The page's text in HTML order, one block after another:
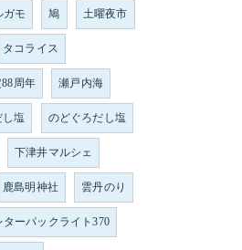
ガモ 鳩 土曜夜市
タコライス
周年 瀬戸内海
塩 のどぐろだし塩
下津井マルシェ
鹿島明神社 雲丹のり
ターパックライト370